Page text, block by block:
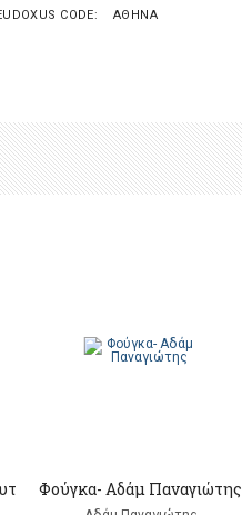
CODE ΑΘΗΝΑ
Φούγκα- Αδάμ Παναγιώτης